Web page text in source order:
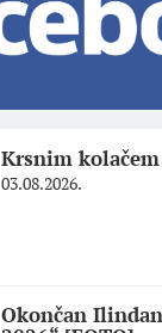
Krsnim
03.08.2026.
Okončan